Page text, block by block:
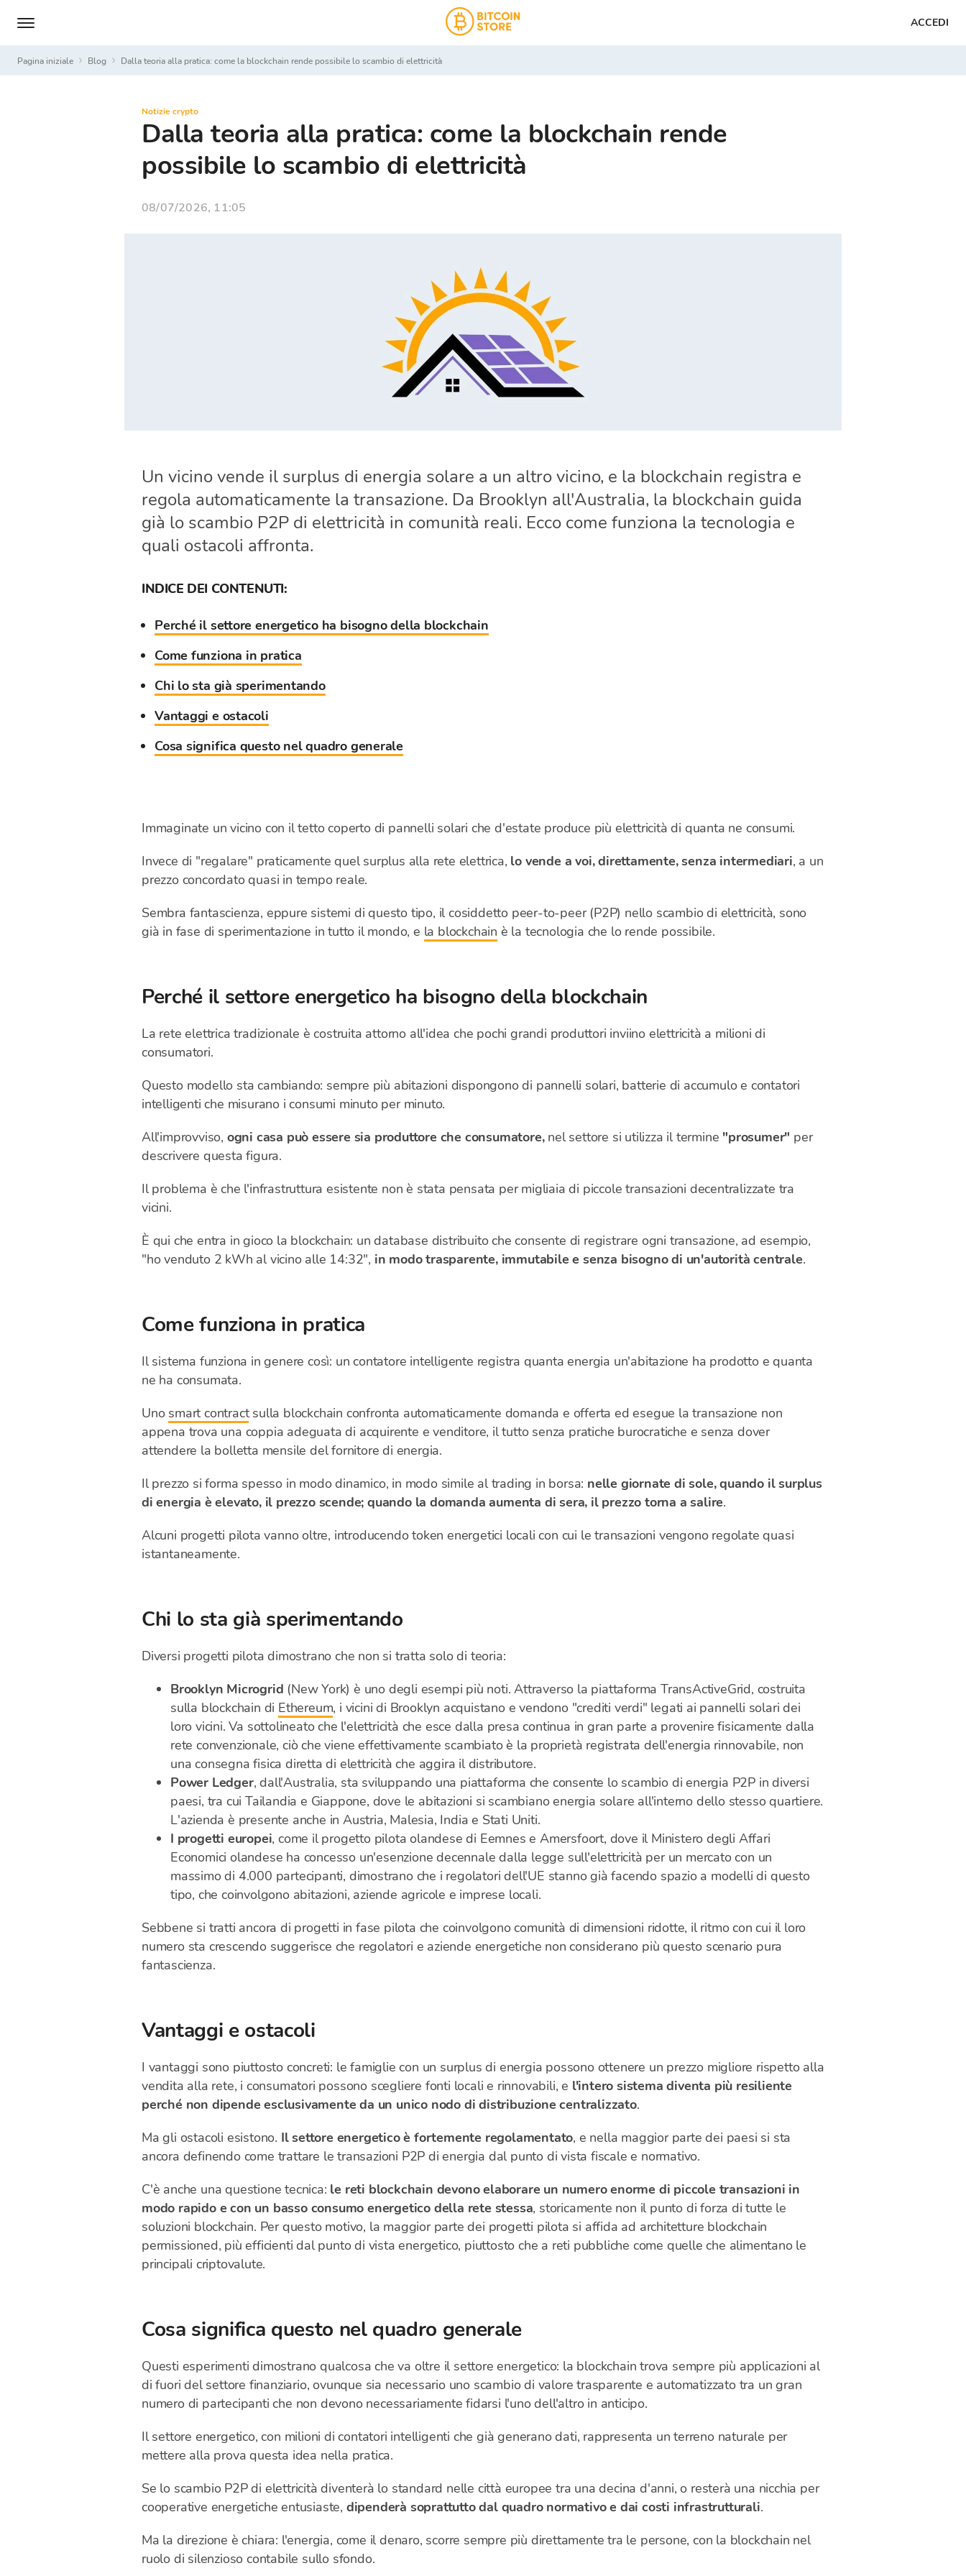
ACCEDI
Pagina iniziale Blog Dalla teoria alla pratica: come la blockchain rende possibile lo scambio di elettricità
Notizie crypto
Dalla teoria alla pratica: come la blockchain rende
possibile lo scambio di elettricità
08/07/2026, 11:05
Un vicino vende il surplus di energia solare a un altro vicino, e la blockchain registra e
regola automaticamente la transazione. Da Brooklyn all'Australia, la blockchain guida
già lo scambio P2P di elettricità in comunità reali. Ecco come funziona la tecnologia e
quali ostacoli affronta.
INDICE DEI CONTENUTI:
Perché il settore energetico ha bisogno della blockchain
Come funziona in pratica
Chi lo sta già sperimentando
Vantaggi e ostacoli
Cosa significa questo nel quadro generale
Immaginate un vicino con il tetto coperto di pannelli solari che d'estate produce più elettricità di quanta ne consumi.
Invece di "regalare" praticamente quel surplus alla rete elettrica, lo vende a voi, direttamente, senza intermediari, a un
prezzo concordato quasi in tempo reale.
Sembra fantascienza, eppure sistemi di questo tipo, il cosiddetto peer-to-peer (P2P) nello scambio di elettricità, sono
già in fase di sperimentazione in tutto il mondo, e la blockchain è la tecnologia che lo rende possibile.
Perché il settore energetico ha bisogno della blockchain
La rete elettrica tradizionale è costruita attorno all'idea che pochi grandi produttori inviino elettricità a milioni di
consumatori.
Questo modello sta cambiando: sempre più abitazioni dispongono di pannelli solari, batterie di accumulo e contatori
intelligenti che misurano i consumi minuto per minuto.
All'improvviso, ogni casa può essere sia produttore che consumatore,nel settore si utilizza il termine "prosumer" per
descrivere questa figura.
Il problema è che l'infrastruttura esistente non è stata pensata per migliaia di piccole transazioni decentralizzate tra
vicini.
È qui che entra in gioco la blockchain: un database distribuito che consente di registrare ogni transazione, ad esempio,
"ho venduto 2 kWh al vicino alle 14:32", in modo trasparente, immutabile e senza bisogno di un'autorità centrale.
Come funziona in pratica
Il sistema funziona in genere così: un contatore intelligente registra quanta energia un'abitazione ha prodotto e quanta
ne ha consumata.
Uno smart contractsulla blockchain confronta automaticamente domanda e offerta ed esegue la transazione non
appena trova una coppia adeguata di acquirente e venditore, il tutto senza pratiche burocratiche e senza dover
attendere la bolletta mensile del fornitore di energia.
Il prezzo si forma spesso in modo dinamico, in modo simile al trading in borsa: nelle giornate di sole, quando il surplus
di energia è elevato, il prezzo scende; quando la domanda aumenta di sera, il prezzo torna a salire.
Alcuni progetti pilota vanno oltre, introducendo token energetici locali con cui le transazioni vengono regolate quasi
istantaneamente.
Chi lo sta già sperimentando
Diversi progetti pilota dimostrano che non si tratta solo di teoria:
Brooklyn Microgrid (New York) è uno degli esempi più noti. Attraverso la piattaforma TransActiveGrid, costruita
sulla blockchain di Ethereum, i vicini di Brooklyn acquistano e vendono "crediti verdi" legati ai pannelli solari dei
loro vicini. Va sottolineato che l'elettricità che esce dalla presa continua in gran parte a provenire fisicamente dalla
rete convenzionale, ciò che viene effettivamente scambiato è la proprietà registrata dell'energia rinnovabile, non
una consegna fisica diretta di elettricità che aggira il distributore.
Power Ledger, dall'Australia, sta sviluppando una piattaforma che consente lo scambio di energia P2P in diversi
paesi, tra cui Tailandia e Giappone, dove le abitazioni si scambiano energia solare all'interno dello stesso quartiere.
L'azienda è presente anche in Austria, Malesia, India e Stati Uniti.
I progetti europei, come il progetto pilota olandese di Eemnes e Amersfoort, dove il Ministero degli Affari
Economici olandese ha concesso un'esenzione decennale dalla legge sull'elettricità per un mercato con un
massimo di 4.000 partecipanti, dimostrano che i regolatori dell'UE stanno già facendo spazio a modelli di questo
tipo, che coinvolgono abitazioni, aziende agricole e imprese locali.
Sebbene si tratti ancora di progetti in fase pilota che coinvolgono comunità di dimensioni ridotte, il ritmo con cui il loro
numero sta crescendo suggerisce che regolatori e aziende energetiche non considerano più questo scenario pura
fantascienza.
Vantaggi e ostacoli
I vantaggi sono piuttosto concreti: le famiglie con un surplus di energia possono ottenere un prezzo migliore rispetto alla
vendita alla rete, i consumatori possono scegliere fonti locali e rinnovabili, e l'intero sistema diventa più resiliente
perché non dipende esclusivamente da un unico nodo di distribuzione centralizzato.
Ma gli ostacoli esistono. Il settore energetico è fortemente regolamentato, e nella maggior parte dei paesi si sta
ancora definendo come trattare le transazioni P2P di energia dal punto di vista fiscale e normativo.
C'è anche una questione tecnica: le reti blockchain devono elaborare un numero enorme di piccole transazioni in
modo rapido e con un basso consumo energetico della rete stessa, storicamente non il punto di forza di tutte le
soluzioni blockchain. Per questo motivo, la maggior parte dei progetti pilota si affida ad architetture blockchain
permissioned, più efficienti dal punto di vista energetico, piuttosto che a reti pubbliche come quelle che alimentano le
principali criptovalute.
Cosa significa questo nel quadro generale
Questi esperimenti dimostrano qualcosa che va oltre il settore energetico: la blockchain trova sempre più applicazioni al
di fuori del settore finanziario, ovunque sia necessario uno scambio di valore trasparente e automatizzato tra un gran
numero di partecipanti che non devono necessariamente fidarsi l'uno dell'altro in anticipo.
Il settore energetico, con milioni di contatori intelligenti che già generano dati, rappresenta un terreno naturale per
mettere alla prova questa idea nella pratica.
Se lo scambio P2P di elettricità diventerà lo standard nelle città europee tra una decina d'anni, o resterà una nicchia per
cooperative energetiche entusiaste, dipenderà soprattutto dal quadro normativo e dai costi infrastrutturali.
Ma la direzione è chiara: l'energia, come il denaro, scorre sempre più direttamente tra le persone, con la blockchain nel
ruolo di silenzioso contabile sullo sfondo.